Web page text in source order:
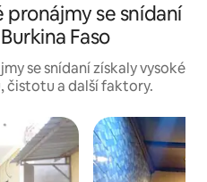
se snídaní
Faso
se snídaní získaly vysoké
čistotu a další faktory.